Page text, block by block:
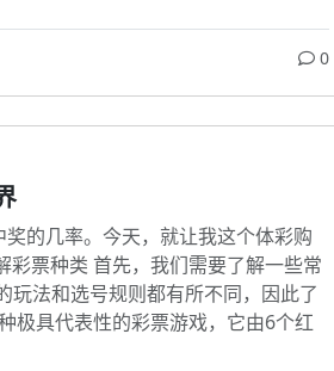
0
的几率。今天，就让我这个体彩购
票种类 首先，我们需要了解一些常
玩法和选号规则都有所不同，因此了
极具代表性的彩票游戏，它由6个红